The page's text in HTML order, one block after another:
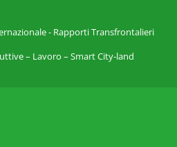
- Rapporti Transfrontalieri
– Lavoro – Smart City-land